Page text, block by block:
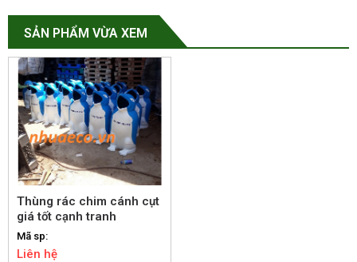
SẢN PHẨM VỪA XEM
Thùng rác chim cánh cụt
giá tốt cạnh tranh
Mã sp:
Liên hệ